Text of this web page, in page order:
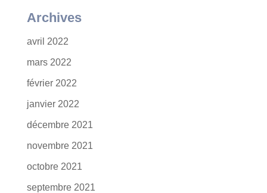
Archives
avril 2022
mars 2022
février 2022
janvier 2022
décembre 2021
novembre 2021
octobre 2021
septembre 2021